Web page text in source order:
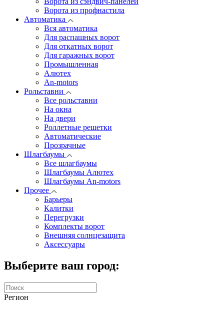
Ворота из профнастила
Автоматика
Вся автоматика
Для распашных ворот
Для откатных ворот
Для гаражных ворот
Промышленная
Алютех
An-motors
Рольставни
Все рольставни
На окна
На двери
Роллетные решетки
Автоматические
Прозрачные
Шлагбаумы
Все шлагбаумы
Шлагбаумы Алютех
Шлагбаумы An-motors
Прочее
Барьеры
Калитки
Перегрузки
Комплекты ворот
Внешняя солнцезащита
Аксессуары
Выберите ваш город:
Регион